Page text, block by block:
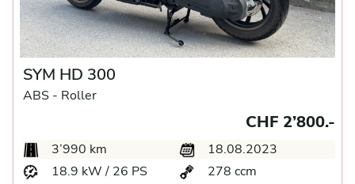
SYM HD 300
ABS - Roller
CHF 2’800.-
3’990 km
18.08.2023
18.9 kW / 26 PS
278 ccm